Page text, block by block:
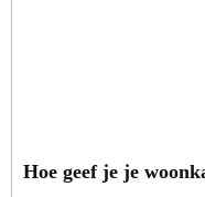
Hoe geef je je